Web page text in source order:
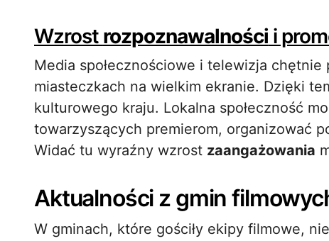
Wzrost rozpoznawalności i
Media społecznościowe i telewizja chętnie
miasteczkach na wielkim ekranie. Dzięki
kulturowego kraju. Lokalna społeczność
towarzyszących premierom, organizować
Widać tu wyraźny wzrost zaangażowania
Aktualności z gmin
W gminach, które gościły ekipy filmowe,